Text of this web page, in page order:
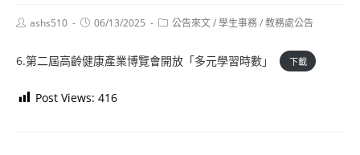
Postashs510
Post06/13/2025
Post公告來文/學生事務/教務處公告
6.第二屆高齡健康產業博覽會開放「多元學習時數」 下載
Post Views: 416